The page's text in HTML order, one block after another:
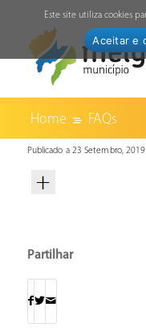
Home FAQs
Publicado a 23 Setembro, 2019
Partilhar
Este site utiliza cookies
Aceitar e